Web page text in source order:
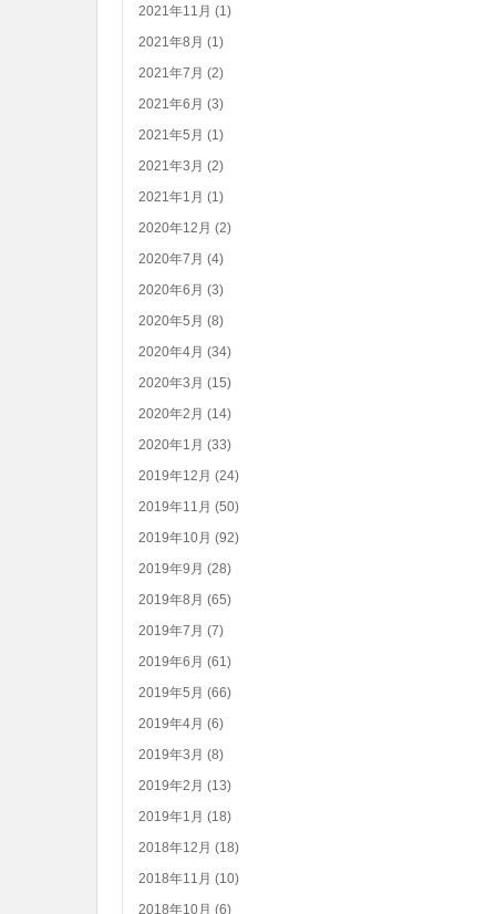
2021年11月 (1)
2021年8月 (1)
2021年7月 (2)
2021年6月 (3)
2021年5月 (1)
2021年3月 (2)
2021年1月 (1)
2020年12月 (2)
2020年7月 (4)
2020年6月 (3)
2020年5月 (8)
2020年4月 (34)
2020年3月 (15)
2020年2月 (14)
2020年1月 (33)
2019年12月 (24)
2019年11月 (50)
2019年10月 (92)
2019年9月 (28)
2019年8月 (65)
2019年7月 (7)
2019年6月 (61)
2019年5月 (66)
2019年4月 (6)
2019年3月 (8)
2019年2月 (13)
2019年1月 (18)
2018年12月 (18)
2018年11月 (10)
2018年10月 (6)